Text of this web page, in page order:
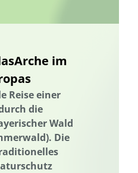
im
Reise einer
die
Wald
Die